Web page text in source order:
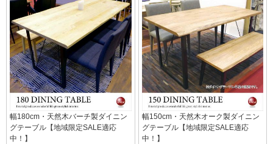
幅180cm・天然木バーチ製ダイニン
グテーブル【地域限定SALE適応
中！】
幅150cm・天然木オーク製ダイニン
グテーブル【地域限定SALE適応
中！】